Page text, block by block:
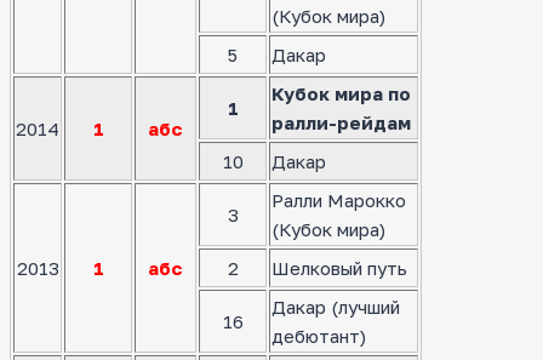
(Кубок мира)
5
Дакар
2014 1 абс
1
Кубок мира по
ралли-рейдам
10
Дакар
2013 1 абс
3
Ралли Марокко
(Кубок мира)
2
Шелковый путь
16
Дакар (лучший
дебютант)